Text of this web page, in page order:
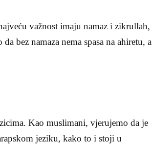
važnost imaju namaz i zikrullah,
bez namaza nema spasa na ahiretu, a
Kao muslimani, vjerujemo da je
jeziku, kako to i stoji u